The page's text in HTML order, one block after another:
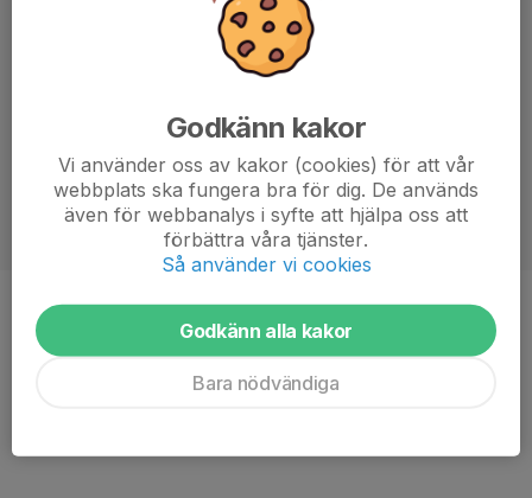
Position
Ålder
14 år
Godkänn kakor
Vi använder oss av kakor (cookies) för att vår
webbplats ska fungera bra för dig. De används
även för webbanalys i syfte att hjälpa oss att
förbättra våra tjänster.
Så använder vi cookies
Godkänn alla kakor
Bara nödvändiga